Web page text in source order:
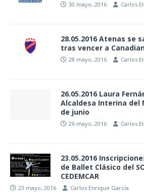
30 mayo, 2016 Carlos
28.05.2016 Atenas se
tras vencer a
28 mayo, 2016 Carlos
26.05.2016 Laura
Alcaldesa Interina del
de junio
26 mayo, 2016 Carlos
23.05.2016
de Ballet Clásico del
CEDEMCAR
23 mayo, 2016 Carlos Enrique García